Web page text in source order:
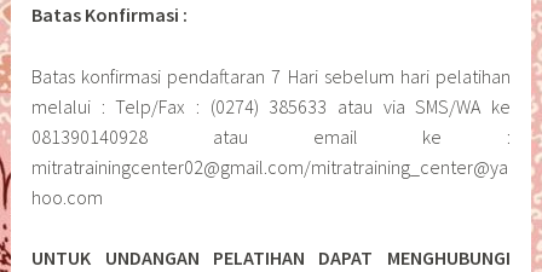
Batas Konfirmasi :
Batas konfirmasi pendaftaran 7 Hari sebelum hari pelatihan
melalui : Telp/Fax : (0274) 385633 atau via SMS/WA ke
081390140928 atau email ke :
mitratrainingcenter02@gmail.com/mitratraining_center@ya
hoo.com
UNTUK UNDANGAN PELATIHAN DAPAT MENGHUBUNGI